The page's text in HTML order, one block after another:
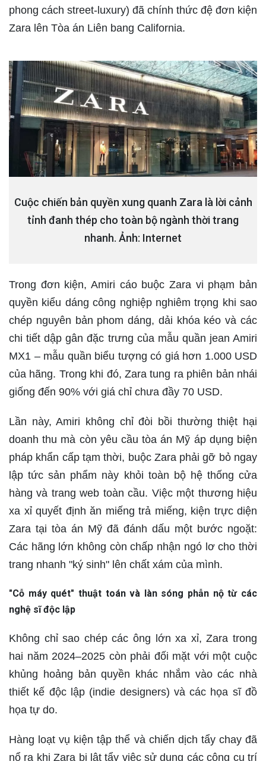
phong cách street-luxury) đã chính thức đệ đơn kiện
Zara lên Tòa án Liên bang California.
Cuộc chiến bản quyền xung quanh Zara là lời cảnh
tỉnh đanh thép cho toàn bộ ngành thời trang
nhanh. Ảnh: Internet
Trong đơn kiện, Amiri cáo buộc Zara vi phạm bản
quyền kiểu dáng công nghiệp nghiêm trọng khi sao
chép nguyên bản phom dáng, dải khóa kéo và các
chi tiết dập gân đặc trưng của mẫu quần jean Amiri
MX1 – mẫu quần biểu tượng có giá hơn 1.000 USD
của hãng. Trong khi đó, Zara tung ra phiên bản nhái
giống đến 90% với giá chỉ chưa đầy 70 USD.
Lần này, Amiri không chỉ đòi bồi thường thiệt hại
doanh thu mà còn yêu cầu tòa án Mỹ áp dụng biện
pháp khẩn cấp tạm thời, buộc Zara phải gỡ bỏ ngay
lập tức sản phẩm này khỏi toàn bộ hệ thống cửa
hàng và trang web toàn cầu. Việc một thương hiệu
xa xỉ quyết định ăn miếng trả miếng, kiện trực diện
Zara tại tòa án Mỹ đã đánh dấu một bước ngoặt:
Các hãng lớn không còn chấp nhận ngó lơ cho thời
trang nhanh "ký sinh" lên chất xám của mình.
"Cỗ máy quét" thuật toán và làn sóng phẫn nộ từ các
nghệ sĩ độc lập
Không chỉ sao chép các ông lớn xa xỉ, Zara trong
hai năm 2024–2025 còn phải đối mặt với một cuộc
khủng hoảng bản quyền khác nhắm vào các nhà
thiết kế độc lập (indie designers) và các họa sĩ đồ
họa tự do.
Hàng loạt vụ kiện tập thể và chiến dịch tẩy chay đã
nổ ra khi Zara bị lật tẩy việc sử dụng các công cụ trí